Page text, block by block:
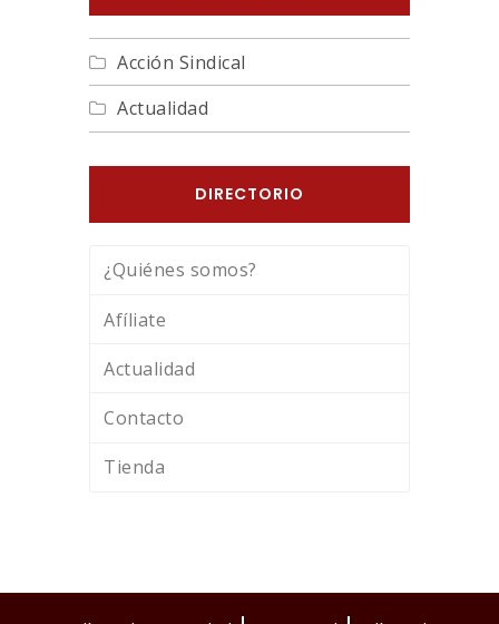
Acción Sindical
Actualidad
DIRECTORIO
¿Quiénes somos?
Afíliate
Actualidad
Contacto
Tienda